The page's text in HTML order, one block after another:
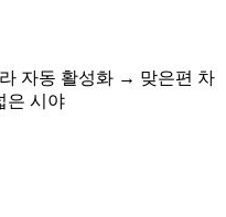
자동 활성화 → 맞은편 차
은 시야